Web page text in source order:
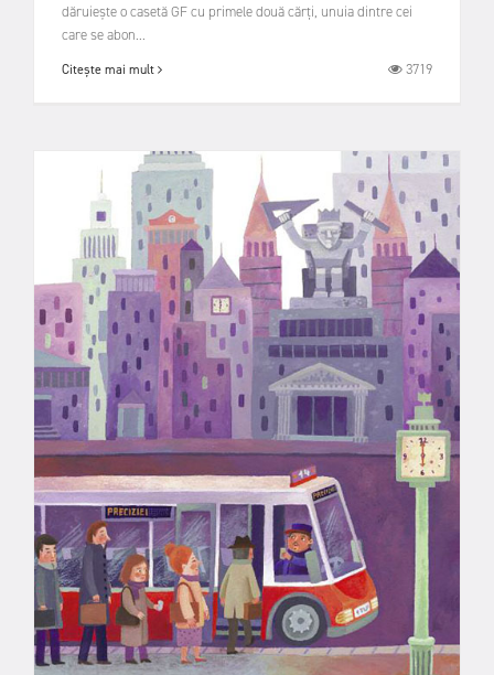
dăruiește o casetă GF cu primele două cărți, unuia dintre cei
care se abon...
Citește mai mult 3719